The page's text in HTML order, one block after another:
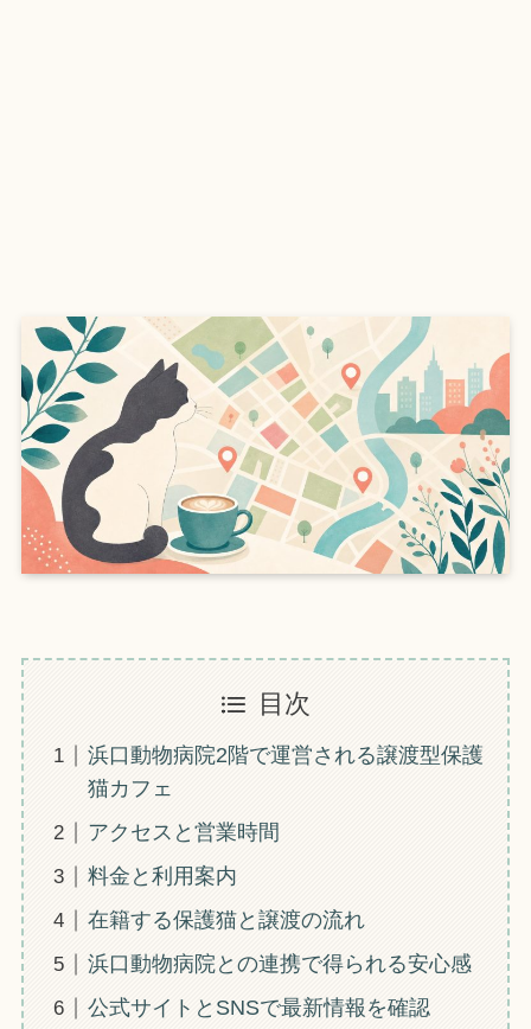
目次
浜口動物病院2階で運営される譲渡型保護
猫カフェ
アクセスと営業時間
料金と利用案内
在籍する保護猫と譲渡の流れ
浜口動物病院との連携で得られる安心感
公式サイトとSNSで最新情報を確認